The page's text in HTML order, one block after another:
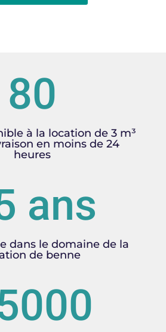
80
à la location de 3 m³
en moins de 24
heures
ans
dans le domaine de la
de benne